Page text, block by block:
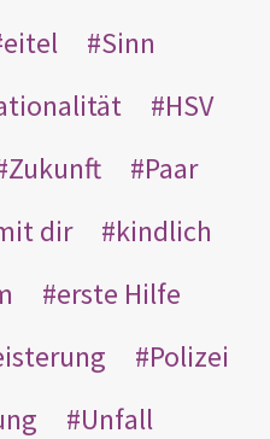
eitel
Sinn
HSV
Zukunft
Paar
dir
kindlich
erste Hilfe
Polizei
Unfall